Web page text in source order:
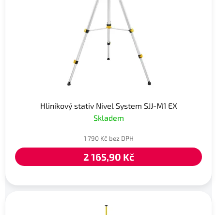
Hliníkový stativ Nivel System SJJ-M1 EX
Skladem
1 790 Kč bez DPH
2 165,90 Kč